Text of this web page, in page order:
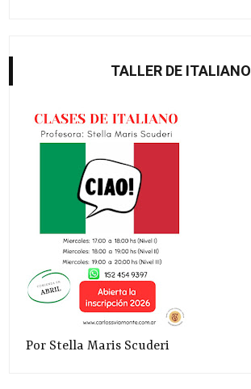
TALLER DE ITALIANO
Por Stella Maris Scuderi